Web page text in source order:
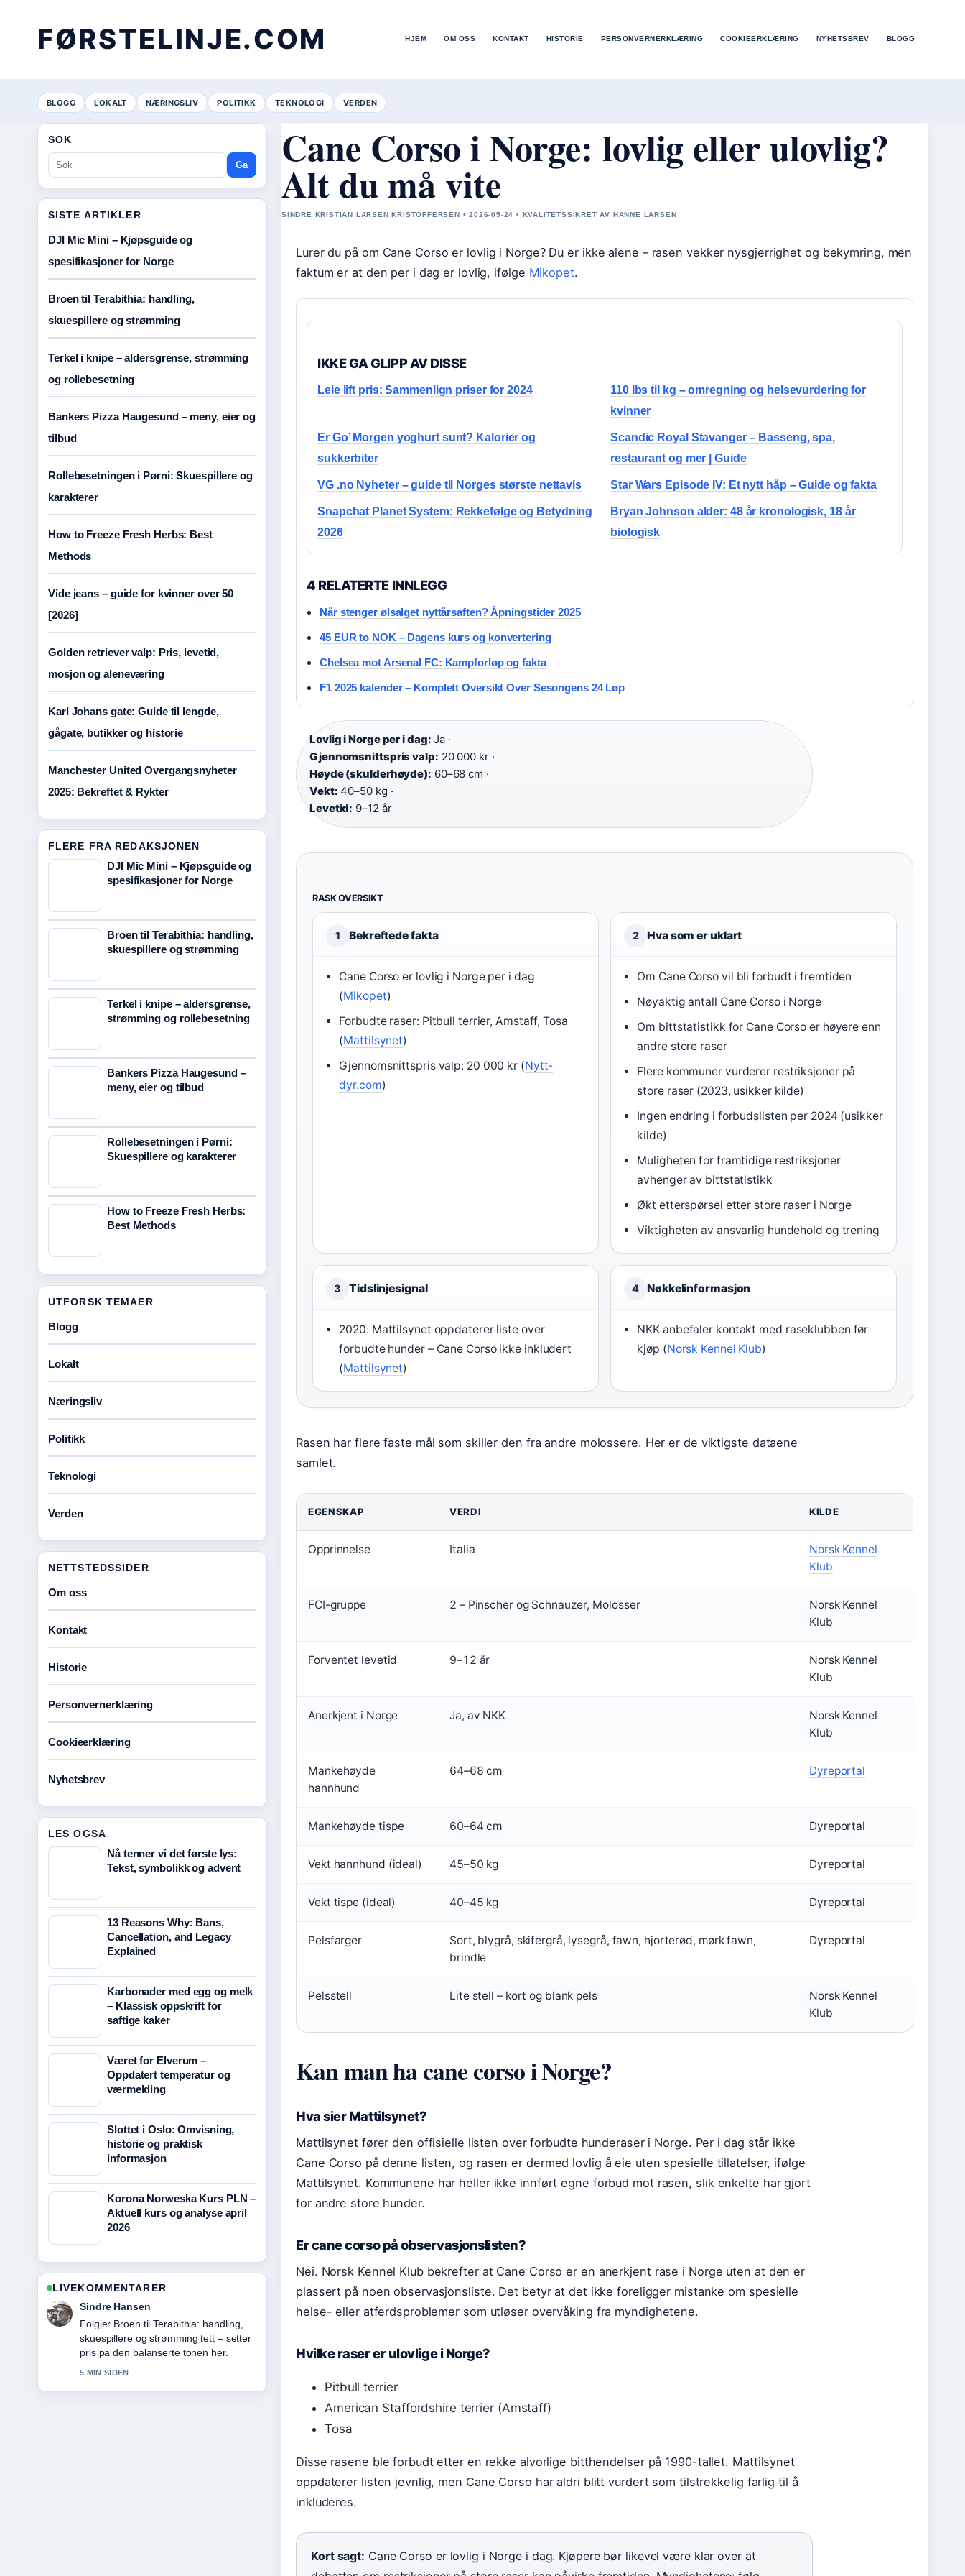
FØRSTELINJE.COM HJEM OM OSS KONTAKT HISTORIE PERSONVERNERKLÆRING COOKIEERKLÆRING NYHETSBREV BLOGG
BLOGG LOKALT NÆRINGSLIV POLITIKK TEKNOLOGI VERDEN
Cane Corso i Norge: lovlig eller ulovlig?
Alt du må vite
SINDRE KRISTIAN LARSEN KRISTOFFERSEN • 2026-05-24 • KVALITETSSIKRET AV HANNE LARSEN
Lurer du på om Cane Corso er lovlig i Norge? Du er ikke alene – rasen vekker nysgjerrighet og bekymring, men
faktum er at den per i dag er lovlig, ifølge Mikopet.
IKKE GA GLIPP AV DISSE
Leie lift pris: Sammenlign priser for 2024
110 lbs til kg – omregning og helsevurdering for
kvinner
Er Go’ Morgen yoghurt sunt? Kalorier og
sukkerbiter
Scandic Royal Stavanger – Basseng, spa,
restaurant og mer | Guide
VG .no Nyheter – guide til Norges største nettavis Star Wars Episode IV: Et nytt håp – Guide og fakta
Snapchat Planet System: Rekkefølge og Betydning
2026
Bryan Johnson alder: 48 år kronologisk, 18 år
biologisk
4 RELATERTE INNLEGG
Når stenger ølsalget nyttårsaften? Åpningstider 2025
45 EUR to NOK – Dagens kurs og konvertering
Chelsea mot Arsenal FC: Kampforløp og fakta
F1 2025 kalender – Komplett Oversikt Over Sesongens 24 Løp
Lovlig i Norge per i dag: Ja ·
Gjennomsnittspris valp: 20 000 kr ·
Høyde (skulderhøyde): 60–68 cm ·
Vekt: 40–50 kg ·
Levetid: 9–12 år
RASK OVERSIKT
1 Bekreftede fakta
Cane Corso er lovlig i Norge per i dag
(Mikopet)
Forbudte raser: Pitbull terrier, Amstaff, Tosa
(Mattilsynet)
Gjennomsnittspris valp: 20 000 kr (Nytt-
dyr.com)
2 Hva som er uklart
Om Cane Corso vil bli forbudt i fremtiden
Nøyaktig antall Cane Corso i Norge
Om bittstatistikk for Cane Corso er høyere enn
andre store raser
Flere kommuner vurderer restriksjoner på
store raser (2023, usikker kilde)
Ingen endring i forbudslisten per 2024 (usikker
kilde)
Muligheten for framtidige restriksjoner
avhenger av bittstatistikk
Økt etterspørsel etter store raser i Norge
Viktigheten av ansvarlig hundehold og trening
3 Tidslinjesignal
2020: Mattilsynet oppdaterer liste over
forbudte hunder – Cane Corso ikke inkludert
(Mattilsynet)
4 Nøkkelinformasjon
NKK anbefaler kontakt med raseklubben før
kjøp (Norsk Kennel Klub)
Rasen har flere faste mål som skiller den fra andre molossere. Her er de viktigste dataene
samlet.
EGENSKAP VERDI KILDE
Opprinnelse Italia
Norsk Kennel
Klub
FCI-gruppe 2 – Pinscher og Schnauzer, Molosser
Norsk Kennel
Klub
Forventet levetid 9–12 år
Norsk Kennel
Klub
Anerkjent i Norge Ja, av NKK
Norsk Kennel
Klub
Mankehøyde
hannhund
64–68 cm Dyreportal
Mankehøyde tispe 60–64 cm Dyreportal
Vekt hannhund (ideal) 45–50 kg Dyreportal
Vekt tispe (ideal) 40–45 kg Dyreportal
Pelsfarger
Sort, blygrå, skifergrå, lysegrå, fawn, hjorterød, mørk fawn,
brindle
Dyreportal
Pelsstell Lite stell – kort og blank pels
Norsk Kennel
Klub
Kan man ha cane corso i Norge?
Hva sier Mattilsynet?
Mattilsynet fører den offisielle listen over forbudte hunderaser i Norge. Per i dag står ikke
Cane Corso på denne listen, og rasen er dermed lovlig å eie uten spesielle tillatelser, ifølge
Mattilsynet. Kommunene har heller ikke innført egne forbud mot rasen, slik enkelte har gjort
for andre store hunder.
Er cane corso på observasjonslisten?
Nei. Norsk Kennel Klub bekrefter at Cane Corso er en anerkjent rase i Norge uten at den er
plassert på noen observasjonsliste. Det betyr at det ikke foreligger mistanke om spesielle
helse- eller atferdsproblemer som utløser overvåking fra myndighetene.
Hvilke raser er ulovlige i Norge?
Pitbull terrier
American Staffordshire terrier (Amstaff)
Tosa
Disse rasene ble forbudt etter en rekke alvorlige bitthendelser på 1990-tallet. Mattilsynet
oppdaterer listen jevnlig, men Cane Corso har aldri blitt vurdert som tilstrekkelig farlig til å
inkluderes.
Kort sagt: Cane Corso er lovlig i Norge i dag. Kjøpere bør likevel være klar over at
SOK
Ga
SISTE ARTIKLER
DJI Mic Mini – Kjøpsguide og
spesifikasjoner for Norge
Broen til Terabithia: handling,
skuespillere og strømming
Terkel i knipe – aldersgrense, strømming
og rollebesetning
Bankers Pizza Haugesund – meny, eier og
tilbud
Rollebesetningen i Pørni: Skuespillere og
karakterer
How to Freeze Fresh Herbs: Best
Methods
Vide jeans – guide for kvinner over 50
[2026]
Golden retriever valp: Pris, levetid,
mosjon og aleneværing
Karl Johans gate: Guide til lengde,
gågate, butikker og historie
Manchester United Overgangsnyheter
2025: Bekreftet & Rykter
FLERE FRA REDAKSJONEN
DJI Mic Mini – Kjøpsguide og
spesifikasjoner for Norge
Broen til Terabithia: handling,
skuespillere og strømming
Terkel i knipe – aldersgrense,
strømming og rollebesetning
Bankers Pizza Haugesund –
meny, eier og tilbud
Rollebesetningen i Pørni:
Skuespillere og karakterer
How to Freeze Fresh Herbs:
Best Methods
UTFORSK TEMAER
Blogg
Lokalt
Næringsliv
Politikk
Teknologi
Verden
NETTSTEDSSIDER
Om oss
Kontakt
Historie
Personvernerklæring
Cookieerklæring
Nyhetsbrev
LES OGSA
Nå tenner vi det første lys:
Tekst, symbolikk og advent
13 Reasons Why: Bans,
Cancellation, and Legacy
Explained
Karbonader med egg og melk
– Klassisk oppskrift for
saftige kaker
Været for Elverum –
Oppdatert temperatur og
værmelding
Slottet i Oslo: Omvisning,
historie og praktisk
informasjon
Korona Norweska Kurs PLN –
Aktuell kurs og analyse april
2026
LIVEKOMMENTARER
Mia Eide
Nyttig kontekst rundt Terkel i knipe –
aldersgrense, strømming og.... Hold
gjerne denne livestrengen oppdatert.
7 MIN SIDEN